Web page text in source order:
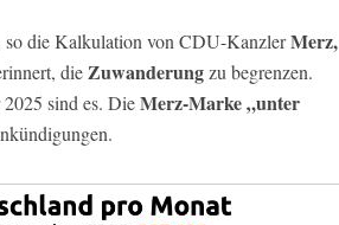
so die Kalkulation von CDU-KanzlerMerz,
dieZuwanderungzu begrenzen.
2025 sind es. DieMerz-Marke „unter